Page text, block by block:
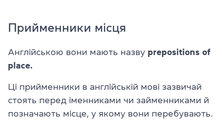
Прийменники місця
Англійською вони мають назву prepositions of
place.
Ці прийменники в англійській мові зазвичай
стоять перед іменниками чи займенниками й
позначають місце, у якому вони перебувають.